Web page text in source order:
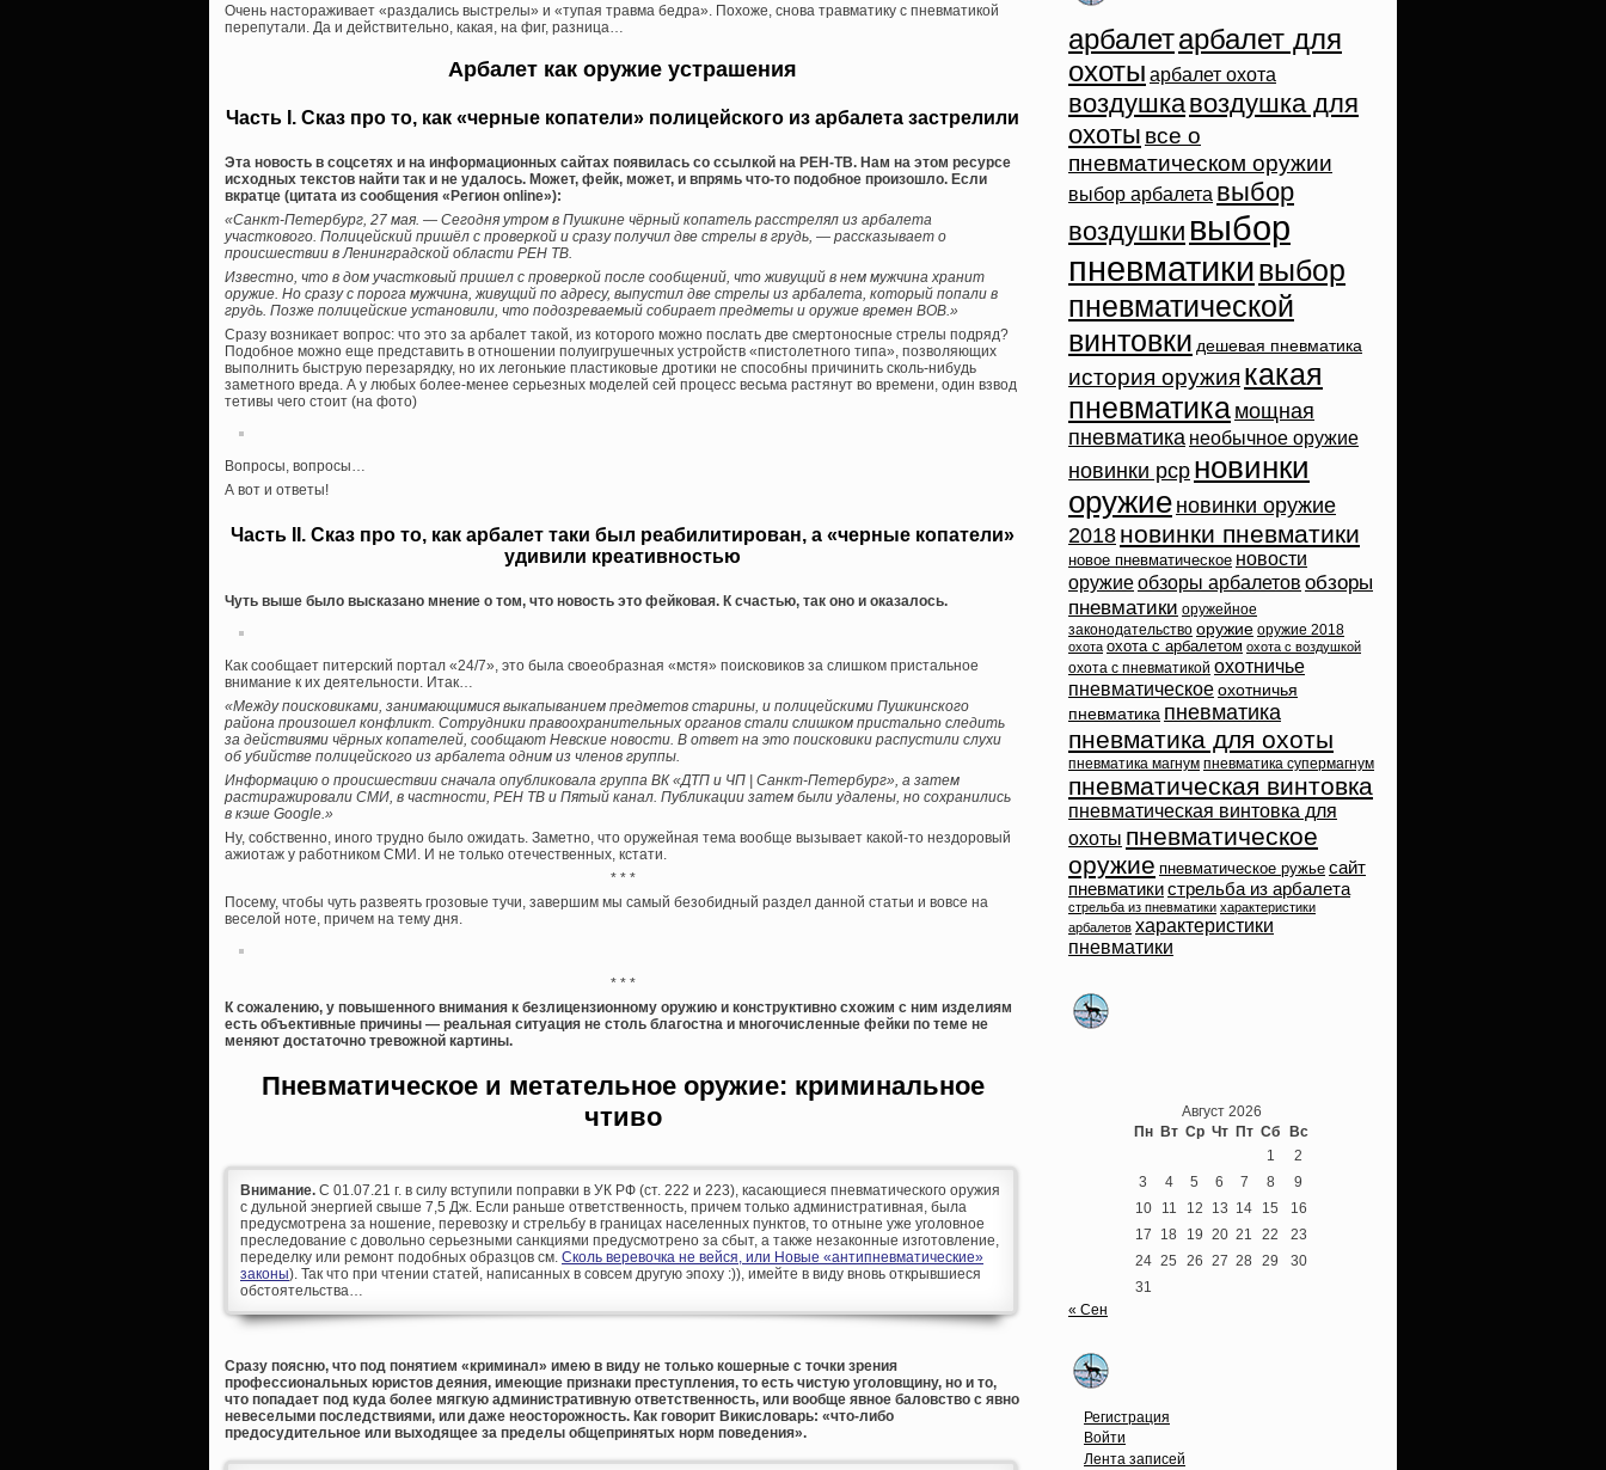
Очень настораживает «раздались выстрелы» и «тупая травма бедра». Похоже, снова травматику с пневматикой
перепутали. Да и действительно, какая, на фиг, разница…
Арбалет как оружие устрашения
Часть I. Сказ про то, как «черные копатели» полицейского из арбалета застрелили
Эта новость в соцсетях и на информационных сайтах появилась со ссылкой на РЕН-ТВ. Нам на этом ресурсе
исходных текстов найти так и не удалось. Может, фейк, может, и впрямь что-то подобное произошло. Если
вкратце (цитата из сообщения «Регион online»):
«Санкт-Петербург, 27 мая. — Сегодня утром в Пушкине чёрный копатель расстрелял из арбалета
участкового. Полицейский пришёл с проверкой и сразу получил две стрелы в грудь, — рассказывает о
происшествии в Ленинградской области РЕН ТВ.
Известно, что в дом участковый пришел с проверкой после сообщений, что живущий в нем мужчина хранит
оружие. Но сразу с порога мужчина, живущий по адресу, выпустил две стрелы из арбалета, который попали в
грудь. Позже полицейские установили, что подозреваемый собирает предметы и оружие времен ВОВ.»
Сразу возникает вопрос: что это за арбалет такой, из которого можно послать две смертоносные стрелы подряд?
Подобное можно еще представить в отношении полуигрушечных устройств «пистолетного типа», позволяющих
выполнить быструю перезарядку, но их легонькие пластиковые дротики не способны причинить сколь-нибудь
заметного вреда. А у любых более-менее серьезных моделей сей процесс весьма растянут во времени, один взвод
тетивы чего стоит (на фото)
Вопросы, вопросы…
А вот и ответы!
Часть II. Сказ про то, как арбалет таки был реабилитирован, а «черные копатели»
удивили креативностью
Чуть выше было высказано мнение о том, что новость это фейковая. К счастью, так оно и оказалось.
Как сообщает питерский портал «24/7», это была своеобразная «мстя» поисковиков за слишком пристальное
внимание к их деятельности. Итак…
«Между поисковиками, занимающимися выкапыванием предметов старины, и полицейскими Пушкинского
района произошел конфликт. Сотрудники правоохранительных органов стали слишком пристально следить
за действиями чёрных копателей, сообщают Невские новости. В ответ на это поисковики распустили слухи
об убийстве полицейского из арбалета одним из членов группы.
Информацию о происшествии сначала опубликовала группа ВК «ДТП и ЧП | Санкт-Петербург», а затем
растиражировали СМИ, в частности, РЕН ТВ и Пятый канал. Публикации затем были удалены, но сохранились
в кэше Google.»
Ну, собственно, иного трудно было ожидать. Заметно, что оружейная тема вообще вызывает какой-то нездоровый
ажиотаж у работником СМИ. И не только отечественных, кстати.
* * *
Посему, чтобы чуть развеять грозовые тучи, завершим мы самый безобидный раздел данной статьи и вовсе на
веселой ноте, причем на тему дня.
* * *
К сожалению, у повышенного внимания к безлицензионному оружию и конструктивно схожим с ним изделиям
есть объективные причины — реальная ситуация не столь благостна и многочисленные фейки по теме не
меняют достаточно тревожной картины.
Пневматическое и метательное оружие: криминальное
чтиво
Внимание. С 01.07.21 г. в силу вступили поправки в УК РФ (ст. 222 и 223), касающиеся пневматического оружия
с дульной энергией свыше 7,5 Дж. Если раньше ответственность, причем только административная, была
предусмотрена за ношение, перевозку и стрельбу в границах населенных пунктов, то отныне уже уголовное
преследование с довольно серьезными санкциями предусмотрено за сбыт, а также незаконные изготовление,
переделку или ремонт подобных образцов см. Сколь веревочка не вейся, или Новые «антипневматические»
законы). Так что при чтении статей, написанных в совсем другую эпоху :)), имейте в виду вновь открывшиеся
обстоятельства…
Сразу поясню, что под понятием «криминал» имею в виду не только кошерные с точки зрения
профессиональных юристов деяния, имеющие признаки преступления, то есть чистую уголовщину, но и то,
что попадает под куда более мягкую административную ответственность, или вообще явное баловство с явно
невеселыми последствиями, или даже неосторожность. Как говорит Викисловарь: «что-либо
предосудительное или выходящее за пределы общепринятых норм поведения».
арбалетарбалет для
охоты арбалет охота
воздушкавоздушка для
охоты все о
пневматическом оружии
выбор арбалета выбор
воздушки выбор
пневматикивыбор
пневматической
винтовки дешевая пневматика
история оружия какая
пневматика мощная
пневматика необычное оружие
новинки pcp новинки
оружие новинки оружие
2018 новинки пневматики
новое пневматическое новости
оружиеобзоры арбалетов обзоры
пневматики оружейное
законодательство оружие оружие 2018
охота охота с арбалетом охота с воздушкой
охота с пневматикой охотничье
пневматическое охотничья
пневматика пневматика
пневматика для охоты
пневматика магнум пневматика супермагнум
пневматическая винтовка
пневматическая винтовка для
охоты пневматическое
оружие пневматическое ружье сайт
пневматикистрельба из арбалета
стрельба из пневматики характеристики
арбалетов характеристики
пневматики
Август 2026
Пн Вт Ср Чт Пт Сб Вс
1
2
3
4 5 6 7 8
9
10
11 12 13 14 15
16
17
18 19 20 21 22
23
24 25 26 27 28 29
30
31
« Сен
Регистрация
Войти
Лента записей